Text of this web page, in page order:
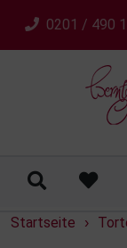
0201 / 490
Startseite ›